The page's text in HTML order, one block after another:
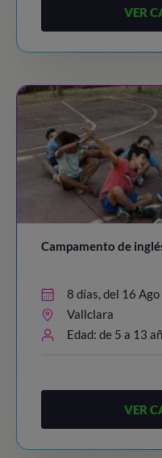
VER
Campamento de
8 días, del 16
Vallclara
Edad: de 5 a 13
VER